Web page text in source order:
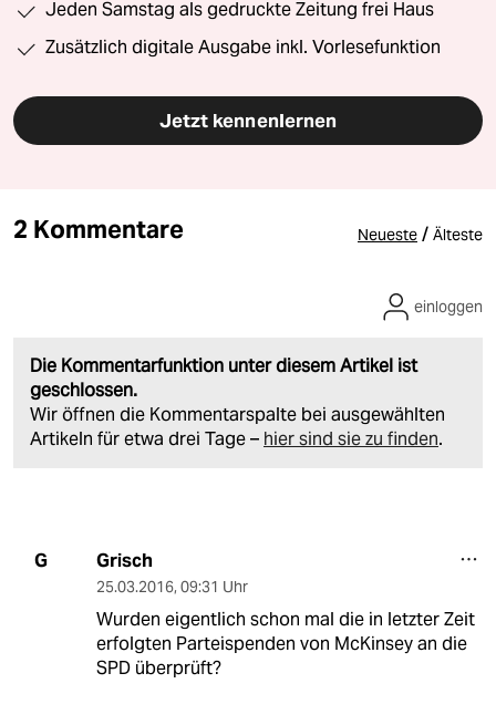
Jeden Samstag als gedruckte Zeitung frei Haus
Zusätzlich digitale Ausgabe inkl. Vorlesefunktion
Jetzt kennenlernen
2 Kommentare Neueste / Älteste
Die Kommentarfunktion unter diesem Artikel ist
geschlossen.
Wir öffnen die Kommentarspalte bei ausgewählten
Artikeln für etwa drei Tage – hier sind sie zu finden.
einloggen
G Grisch
25.03.2016, 09:31 Uhr
Wurden eigentlich schon mal die in letzter Zeit
erfolgten Parteispenden von McKinsey an die
SPD überprüft?